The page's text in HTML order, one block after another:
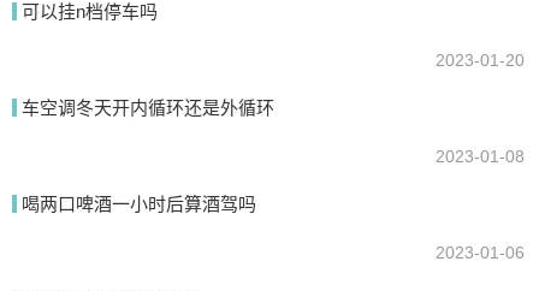
可以挂n档停车吗
2023-01-20
车空调冬天开内循环还是外循环
2023-01-08
喝两口啤酒一小时后算酒驾吗
2023-01-06